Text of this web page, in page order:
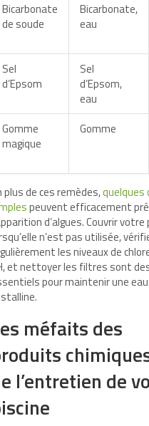
Bicarbonate
de soude
Bicarbonate,
eau
Sel
d’Epsom
Sel
d’Epsom,
eau
Gomme
magique
Gomme
plus de ces remèdes,quelques
peuvent efficacement
d’algues. Couvrir votre
n’est pas utilisée,
les niveaux de
et nettoyer les filtres sont
pour maintenir une eau
méfaits des
l’entretien de